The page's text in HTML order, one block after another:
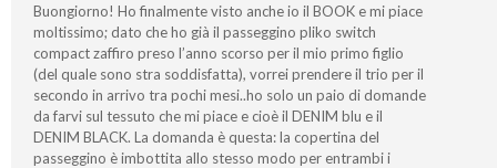
Buongiorno! Ho finalmente visto anche io il BOOK e mi piace
moltissimo; dato che ho già il passeggino pliko switch
compact zaffiro preso l’anno scorso per il mio primo figlio
(del quale sono stra soddisfatta), vorrei prendere il trio per il
secondo in arrivo tra pochi mesi..ho solo un paio di domande
da farvi sul tessuto che mi piace e cioè il DENIM blu e il
DENIM BLACK. La domanda è questa: la copertina del
passeggino è imbottita allo stesso modo per entrambi i